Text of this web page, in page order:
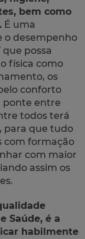
bem como
É uma
o desempenho
possa
física como
os
conforto
ponte entre
todos terá
para que tudo
com formação
com maior
assim os
Saúde, é a
habilmente